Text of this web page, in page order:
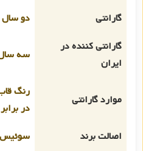
گارانتی
دو سال
گارانتی کننده در
ایران
سه
موارد گارانتی
رنگ
در
اصالت برند
سوئیس